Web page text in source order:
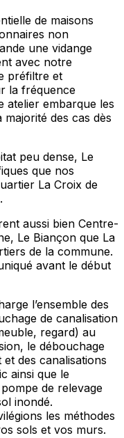
de maisons
non
une vidange
avec notre
préfiltre et
la fréquence
atelier embarque les
des cas dès
peu dense, Le
que nos
La Croix de
aussi bien Centre-
Le Biançon que La
de la commune.
avant le début
l’ensemble des
de canalisation
regard) au
le débouchage
des canalisations
ainsi que le
de relevage
inondé.
les méthodes
sols et vos murs.